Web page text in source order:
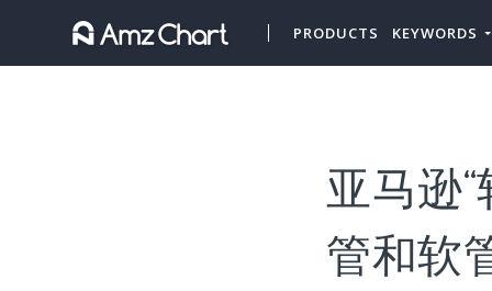
PRODUCTS KEYWORDS
亚马逊
管和软